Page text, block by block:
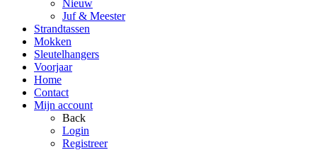
Nieuw
Juf & Meester
Strandtassen
Mokken
Sleutelhangers
Voorjaar
Home
Contact
Mijn account
Back
Login
Registreer